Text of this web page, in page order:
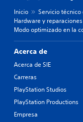
Inicio
Servicio
Hardware y reparaciones
Modo optimizado en la
Acerca de
Acerca de SIE
Carreras
PlayStation Studios
PlayStation Productions
Empresa